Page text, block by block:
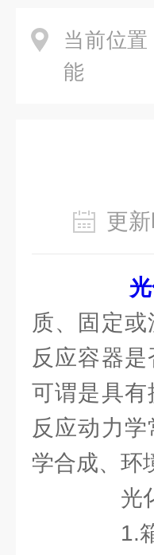
当前位置
能
更
质、固定
反应容器
可谓是具
反应动力
学合成、环
光化
1.箱